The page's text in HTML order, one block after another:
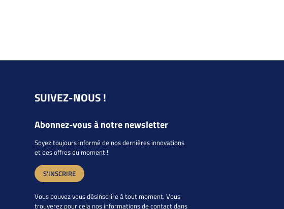
SUIVEZ-NOUS !
Abonnez-vous à notre newsletter
Soyez toujours informé de nos dernières innovations
et des offres du moment !
S'INSCRIRE
Vous pouvez vous désinscrire à tout moment. Vous
trouverez pour cela nos informations de contact dans